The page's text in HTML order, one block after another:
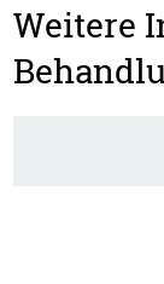
Weitere